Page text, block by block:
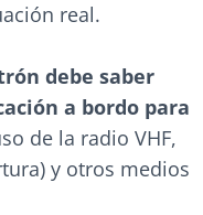
real.
debe saber
a bordo para
de la radio VHF,
y otros medios